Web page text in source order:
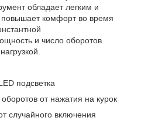
обладает легким и
комфорт во время
и число оборотов
подсветка
от нажатия на курок
случайного включения